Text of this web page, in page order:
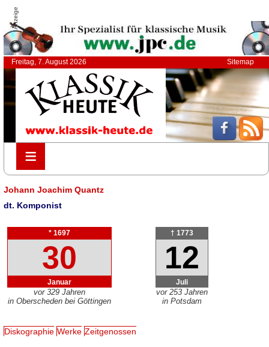
Anzeige
Freitag, 7. August 2026 Sitemap
≡
≡
Johann Joachim Quantz
dt. Komponist
* 1697
30
Januar
vor 329 Jahren
in Oberscheden bei Göttingen
† 1773
12
Juli
vor 253 Jahren
in Potsdam
Diskographie Werke Zeitgenossen